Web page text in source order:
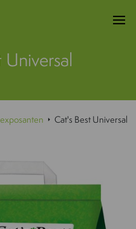
Cat's Best Universal